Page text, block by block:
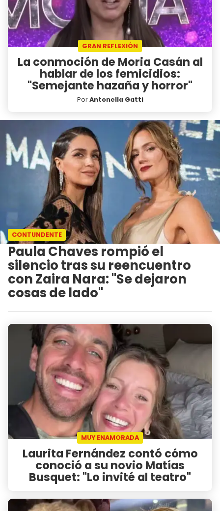
GRAN REFLEXIÓN
La conmoción de Moria Casán al
hablar de los femicidios:
"Semejante hazaña y horror"
PorAntonella Gatti
CONTUNDENTE
Paula Chaves rompió el
silencio tras su reencuentro
con Zaira Nara: "Se dejaron
cosas de lado"
MUY ENAMORADA
Laurita Fernández contó cómo
conoció a su novio Matías
Busquet: "Lo invité al teatro"